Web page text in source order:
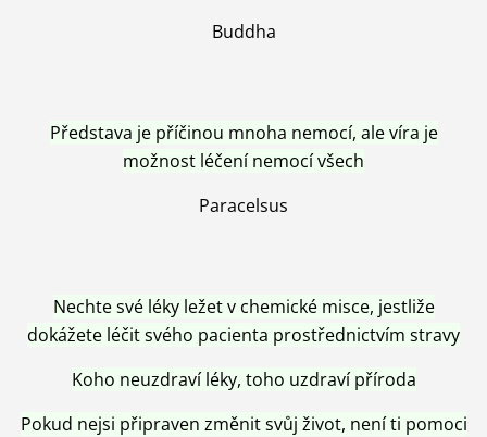
Buddha
Představa je příčinou mnoha nemocí, ale víra je
možnost léčení nemocí všech
Paracelsus
Nechte své léky ležet v chemické misce, jestliže
dokážete léčit svého pacienta prostřednictvím stravy
Koho neuzdraví léky, toho uzdraví příroda
Pokud nejsi připraven změnit svůj život, není ti pomoci